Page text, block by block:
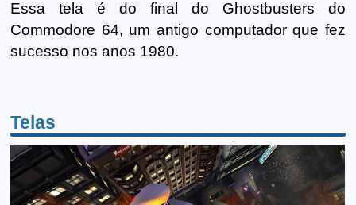
Essa tela é do final do Ghostbusters do
Commodore 64, um antigo computador que fez
sucesso nos anos 1980.
Telas